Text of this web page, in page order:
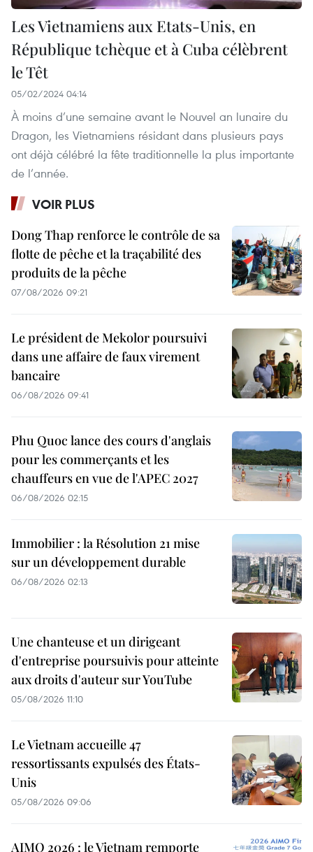
Les Vietnamiens aux Etats-Unis, en
République tchèque et à Cuba célèbrent
le Têt
05/02/2024 04:14
À moins d’une semaine avant le Nouvel an lunaire du
Dragon, les Vietnamiens résidant dans plusieurs pays
ont déjà célébré la fête traditionnelle la plus importante
de l’année.
VOIR PLUS
Dong Thap renforce le contrôle de sa
flotte de pêche et la traçabilité des
produits de la pêche
07/08/2026 09:21
Le président de Mekolor poursuivi
dans une affaire de faux virement
bancaire
06/08/2026 09:41
Phu Quoc lance des cours d'anglais
pour les commerçants et les
chauffeurs en vue de l'APEC 2027
06/08/2026 02:15
Immobilier : la Résolution 21 mise
sur un développement durable
06/08/2026 02:13
Une chanteuse et un dirigeant
d'entreprise poursuivis pour atteinte
aux droits d'auteur sur YouTube
05/08/2026 11:10
Le Vietnam accueille 47
ressortissants expulsés des États-
Unis
05/08/2026 09:06
AIMO 2026 : le Vietnam remporte